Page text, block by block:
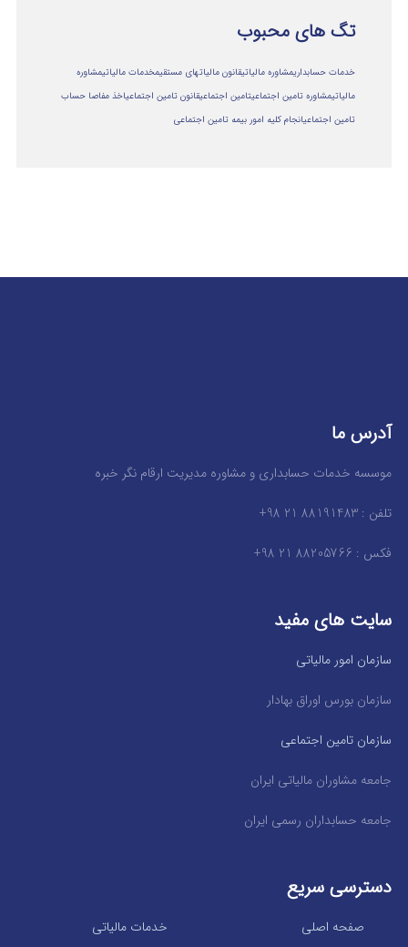
تگ های محبوب
خدمات حسابداریمشاوره مالیاتیقانون مالیاتهای مستقیمخدمات مالیاتیمشاوره
مالياتيمشاوره تامین اجتماعیتامین اجتماعیقانون تامین اجتماعیاخذ مفاصا حساب
تامین اجتماعیانجام کلیه امور بیمه تامین اجتماعی
آدرس ما
موسسه خدمات حسابداری و مشاوره مدیریت ارقام نگر خبره
تلفن : 88191483 21 98+
فکس : 88205766 21 98+
سایت های مفید
سازمان امور مالیاتی
سازمان بورس اوراق بهادار
سازمان تامین اجتماعی
جامعه مشاوران مالیاتی ایران
جامعه حسابداران رسمی ایران
دسترسی سریع
خدمات مالیاتی صفحه اصلی